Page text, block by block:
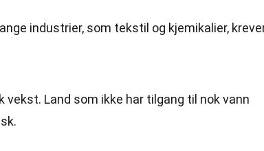
industrier, som tekstil og kjemikalier,
Land som ikke har tilgang til nok vann